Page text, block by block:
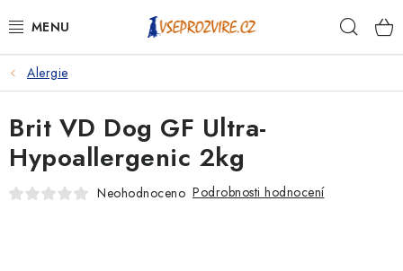
na
PSI
KOČKY
KONĚ
Alergie
Brit VD Dog GF Ultra-
Hypoallergenic 2kg
Neohodnoceno Podrobnosti hodnocení